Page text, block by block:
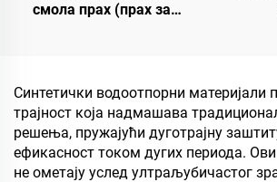
смола прах (прах за
плоча, укључујући
вишеслојни фалекар,
фини дрвени панел, еко-
плочу, фалеран
партикулски плочу итд.
Синтетички водоотпорни материјали
трајност која надмашава
решења, пружајући дуготрајну
ефикасност током дугих периода. Ови
не ометају услед ултраљубичастог